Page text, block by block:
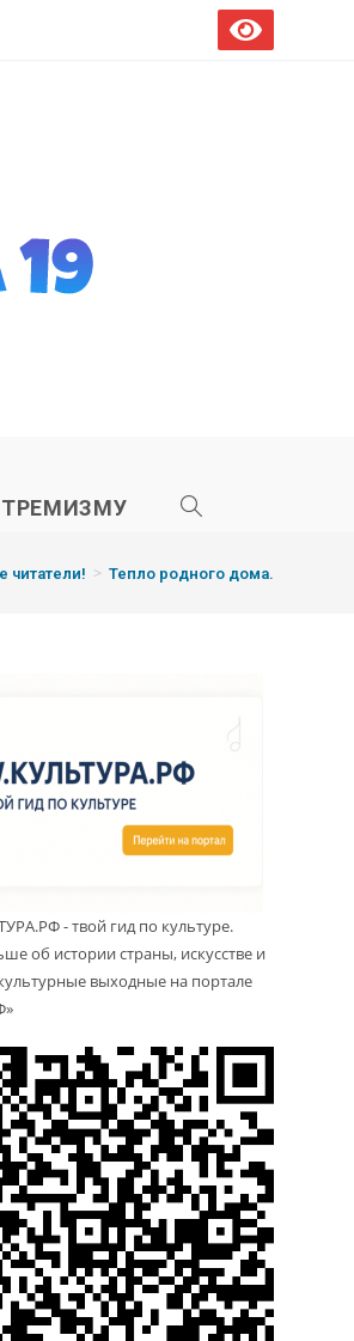
читатели! > Тепло родного дома.
- твой гид по культуре.
об истории страны, искусстве и
выходные на портале